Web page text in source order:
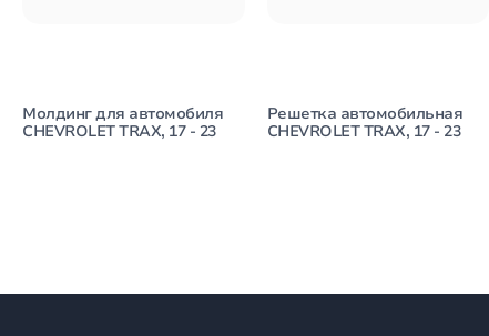
Молдинг для автомобиля
CHEVROLET TRAX, 17 - 23
Решетка автомобильная
CHEVROLET TRAX, 17 - 23